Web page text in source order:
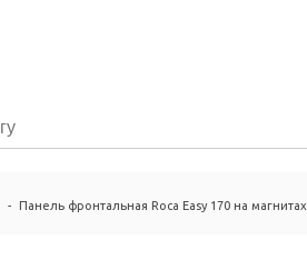
- Панель фронтальная Roca Easy 170 на магнитах